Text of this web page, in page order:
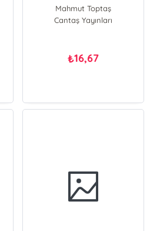
Mahmut Toptaş
Cantaş Yayınları
₺16,67